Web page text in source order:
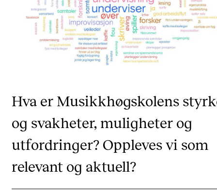
KONSERTER
Gjennomføre konserter og arrangementer
Plakat, program og markedsføring
Låne utstyr
PRAKTISK
Canvas
IT og digitale tjenester
Hva er Musikkhøgskolens
og svakheter, muligheter og
utfordringer? Oppleves vi som
relevant og aktuell?